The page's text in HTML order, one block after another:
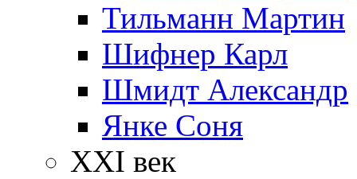
Тильманн Мартин
Шифнер Карл
Шмидт Александр
Янке Соня
XXI век